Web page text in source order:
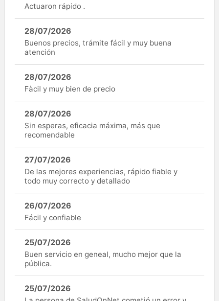
Actuaron rápido .
28/07/2026
Buenos precios, trámite fácil y muy buena
atención
28/07/2026
Fàcil y muy bien de precio
28/07/2026
Sin esperas, eficacia máxima, más que
recomendable
27/07/2026
De las mejores experiencias, rápido fiable y
todo muy correcto y detallado
26/07/2026
Fácil y confiable
25/07/2026
Buen servicio en geneal, mucho mejor que la
pública.
25/07/2026